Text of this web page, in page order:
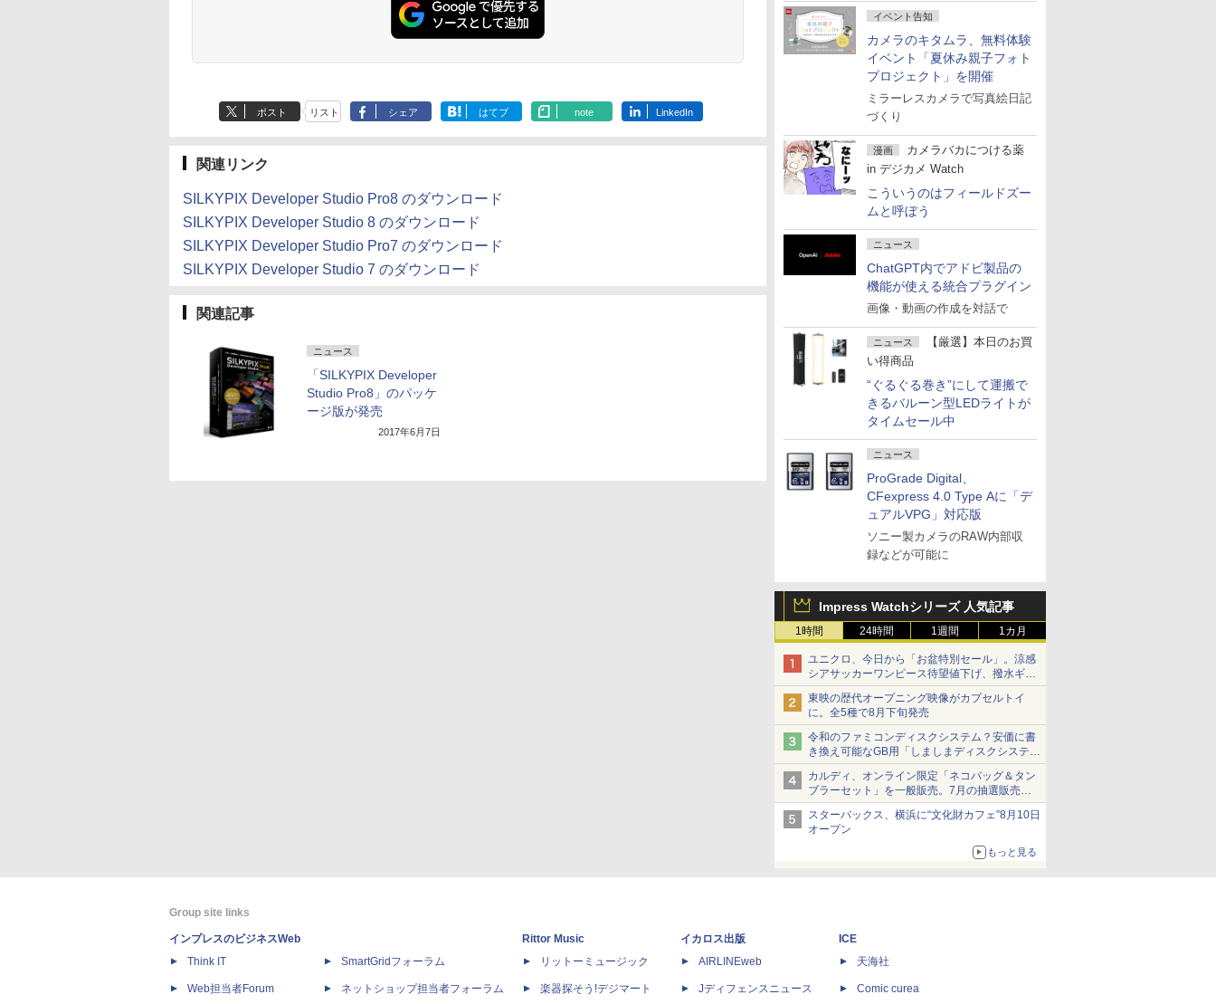
イベント告知
カメラのキタムラ、無料体験
イベント「夏休み親子フォト
プロジェクト」を開催
ミラーレスカメラで写真絵日記
づくり
漫画
カメラバカにつける薬
in デジカメ Watch
こういうのはフィールドズー
ムと呼ぼう
ニュース
ChatGPT内でアドビ製品の
機能が使える統合プラグイン
画像・動画の作成を対話で
ニュース
【厳選】本日のお買
い得商品
“ぐるぐる巻き”にして運搬で
きるバルーン型LEDライトが
タイムセール中
ニュース
ProGrade Digital、
CFexpress 4.0 Type Aに「デ
ュアルVPG」対応版
ソニー製カメラのRAW内部収
録などが可能に
Impress Watchシリーズ 人気記事
1時間 24時間 1週間 1カ月
ユニクロ、今日から「お盆特別セール」。涼感
シアサッカーワンピース待望値下げ、撥水ギア
ショーツは1990円に
東映の歴代オープニング映像がカプセルトイ
に。全5種で8月下旬発売
令和のファミコンディスクシステム？安価に書
き換え可能なGB用「しましまディスクシステ
ム」
カルディ、オンライン限定「ネコバッグ＆タン
ブラーセット」を一般販売。7月の抽選販売の
当選無効分
スターバックス、横浜に“文化財カフェ”8月10日
オープン
もっと見る
ポスト リスト シェア はてブ note LinkedIn
関連リンク
SILKYPIX Developer Studio Pro8 のダウンロード
SILKYPIX Developer Studio 8 のダウンロード
SILKYPIX Developer Studio Pro7 のダウンロード
SILKYPIX Developer Studio 7 のダウンロード
関連記事
ニュース
「SILKYPIX Developer
Studio Pro8」のパッケ
ージ版が発売
2017年6月7日
Group site links
インプレスのビジネスWeb
Think IT
Web担当者Forum
SmartGridフォーラム
ネットショップ担当者フォーラム
Rittor Music
リットーミュージック
楽器探そう!デジマート
イカロス出版
AIRLINEweb
Jディフェンスニュース
ICE
天海社
Comic curea